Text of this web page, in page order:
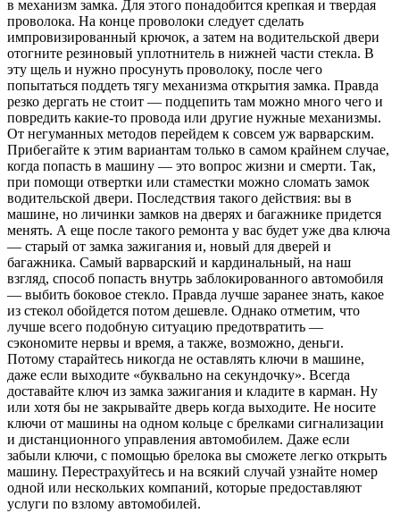
в механизм замка. Для этого понадобится крепкая и твердая
проволока. На конце проволоки следует сделать
импровизированный крючок, а затем на водительской двери
отогните резиновый уплотнитель в нижней части стекла. В
эту щель и нужно просунуть проволоку, после чего
попытаться поддеть тягу механизма открытия замка. Правда
резко дергать не стоит — подцепить там можно много чего и
повредить какие-то провода или другие нужные механизмы.
От негуманных методов перейдем к совсем уж варварским.
Прибегайте к этим вариантам только в самом крайнем случае,
когда попасть в машину — это вопрос жизни и смерти. Так,
при помощи отвертки или стаместки можно сломать замок
водительской двери. Последствия такого действия: вы в
машине, но личинки замков на дверях и багажнике придется
менять. А еще после такого ремонта у вас будет уже два ключа
— старый от замка зажигания и, новый для дверей и
багажника. Самый варварский и кардинальный, на наш
взгляд, способ попасть внутрь заблокированного автомобиля
— выбить боковое стекло. Правда лучше заранее знать, какое
из стекол обойдется потом дешевле. Однако отметим, что
лучше всего подобную ситуацию предотвратить —
сэкономите нервы и время, а также, возможно, деньги.
Потому старайтесь никогда не оставлять ключи в машине,
даже если выходите «буквально на секундочку». Всегда
доставайте ключ из замка зажигания и кладите в карман. Ну
или хотя бы не закрывайте дверь когда выходите. Не носите
ключи от машины на одном кольце с брелками сигнализации
и дистанционного управления автомобилем. Даже если
забыли ключи, с помощью брелока вы сможете легко открыть
машину. Перестрахуйтесь и на всякий случай узнайте номер
одной или нескольких компаний, которые предоставляют
услуги по взлому автомобилей.